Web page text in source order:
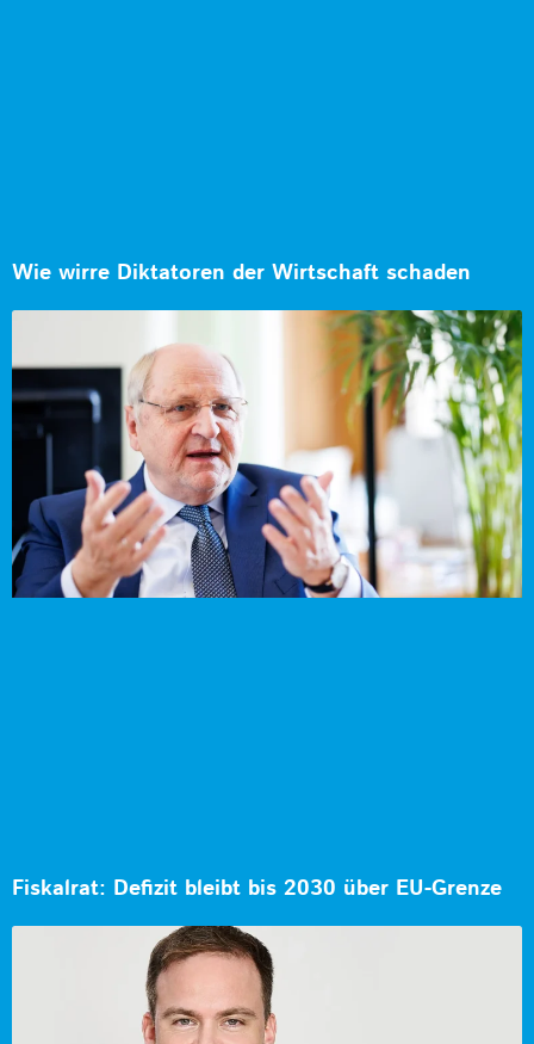
Wie wirre Diktatoren der Wirtschaft schaden
Fiskalrat: Defizit bleibt bis 2030 über EU-Grenze